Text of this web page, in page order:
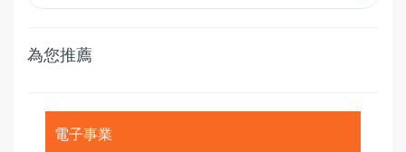
為您推薦
電子事業